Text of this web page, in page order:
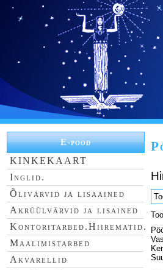
E-pood
KINKEKAART
Inglid.
Õlivärvid ja lisaained
Akrüülvärvid ja lisained
Kontoritarbed.Hiirematid.
Maalimistarbed
Akvarellid